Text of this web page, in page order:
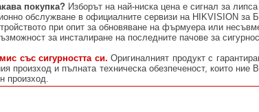
покупка? Изборът на най-ниска цена е сигнал за
обслужване в официалните сервизи на HIKVISION за
при опит за обновяване на фърмуера или
за инсталиране на последните пачове за
със сигурността си. Оригиналният продукт с
произход и пълната техническа обезпеченост, които
произход.